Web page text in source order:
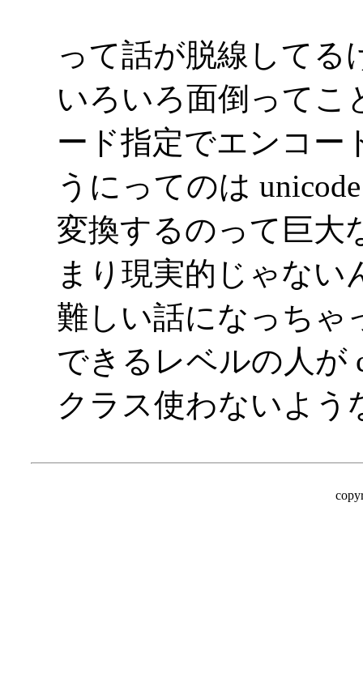
って話が脱線してる
いろいろ面倒ってこ
ード指定でエンコー
うにってのは
変換するのって巨大
まり現実的じゃない
難しい話になっちゃ
できるレベルの人が
クラス使わないよう